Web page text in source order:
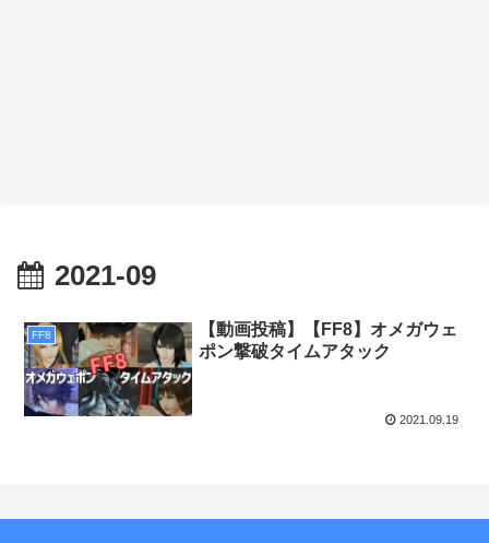
2021-09
FF8
【動画投稿】【FF8】オメガウェ
ポン撃破タイムアタック
2021.09.19